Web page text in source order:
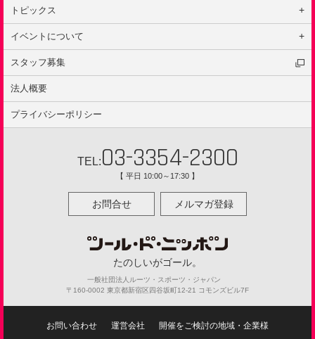
トピックス
はじめての方へ
キャンペーン
インタビュー
ニュース
イベントについて
イベントの種類
ルール
安全ポリシー
スタッフ募集
法人概要
プライバシーポリシー
TEL:03-3354-2300
【 平日 10:00～17:30 】
お問合せ メルマガ登録
たのしいがゴール。
一般社団法人ルーツ・スポーツ・ジャパン
〒160-0002 東京都新宿区四谷坂町12-21 コモンズビル7F
お問い合わせ 運営会社 開催をご検討の地域・企業様